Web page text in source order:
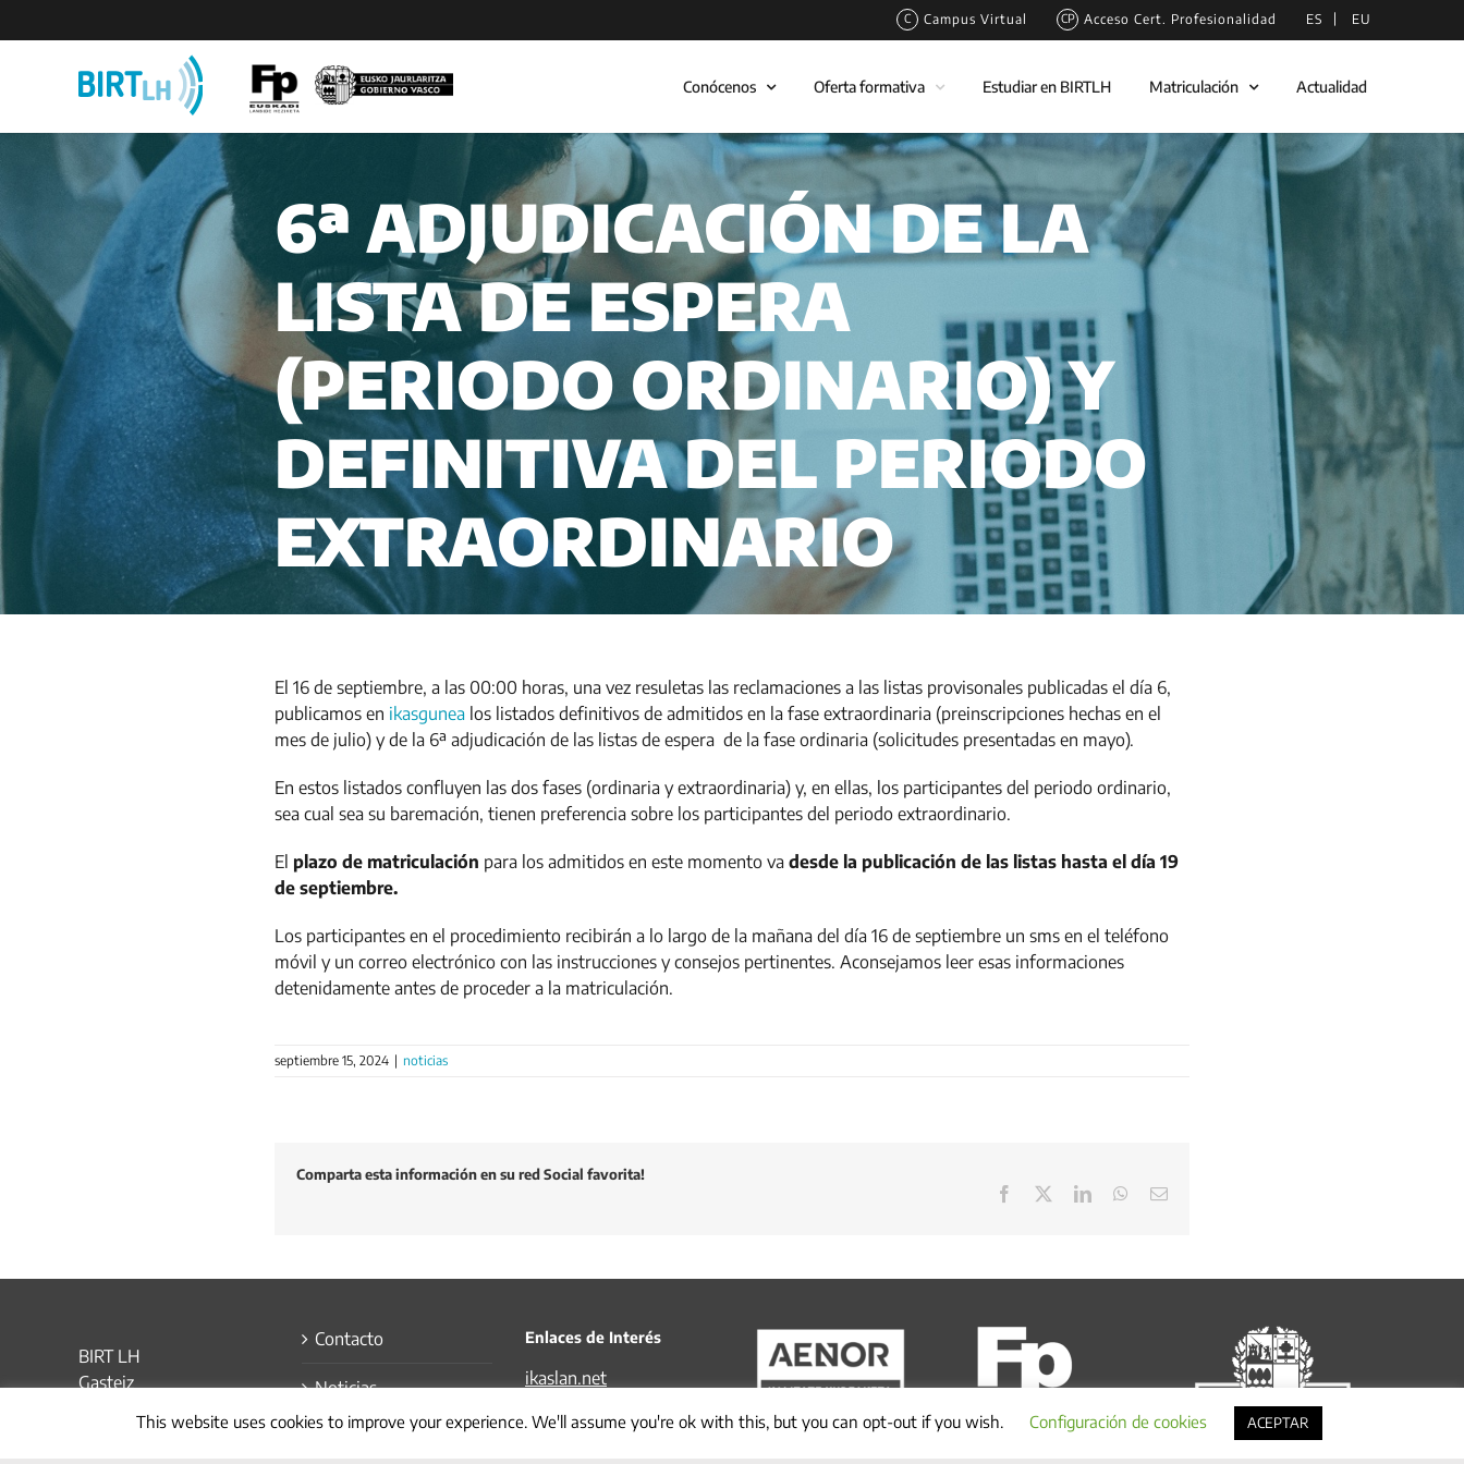
al
Campus Virtual Acceso Cert. Profesionalidad ES EU
Conócenos Oferta formativa Estudiar en BIRTLH Matriculación Actualidad
6ª ADJUDICACIÓN DE LA
LISTA DE ESPERA
(PERIODO ORDINARIO) Y
DEFINITIVA DEL PERIODO
EXTRAORDINARIO
El 16 de septiembre, a las 00:00 horas, una vez resuletas las reclamaciones a las listas provisonales publicadas el día 6,
publicamos en ikasgunealos listados definitivos de admitidos en la fase extraordinaria (preinscripciones hechas en el
mes de julio) y de la 6ª adjudicación de las listas de espera de la fase ordinaria (solicitudes presentadas en mayo).
En estos listados confluyen las dos fases (ordinaria y extraordinaria) y, en ellas, los participantes del periodo ordinario,
sea cual sea su baremación, tienen preferencia sobre los participantes del periodo extraordinario.
El plazo de matriculación para los admitidos en este momento va desde la publicación de las listas hasta el día 19
de septiembre.
Los participantes en el procedimiento recibirán a lo largo de la mañana del día 16 de septiembre un sms en el teléfono
móvil y un correo electrónico con las instrucciones y consejos pertinentes. Aconsejamos leer esas informaciones
detenidamente antes de proceder a la matriculación.
septiembre 15, 2024 | noticias
Comparta esta información en su red Social favorita!
Facebook
LinkedInWhatsApp
Correo
BIRT LH
Gasteiz
945 567 953
Contacto
Noticias
Política de Privacidad
Enlaces de Interés
ikaslan.net
tknika.eus
This website uses cookies to improve your experience. We'll assume you're ok with this, but you can opt-out if you wish. Configuración de cookies ACEPTAR